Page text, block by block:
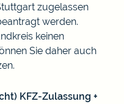
zugelassen
werden.
keinen
Sie daher auch
KFZ-Zulassung +